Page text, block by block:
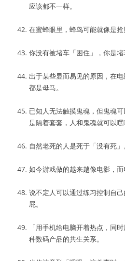
应该都不一样。
在蜜蜂眼里，蜂鸟可能就像是抢
你没有被堵车「困住」，你是堵
出于某些显而易见的原因，在
都是母马。
已知人无法触摸鬼魂，但鬼魂
是隔着套套，人和鬼魂就可以嘿
自然老死的人是死于「没有死」
如今游戏做的越来越像电影，而
说不定人可以通过练习控制自
屁。
「用手机给电脑开着热点，同
种数码产品的共生关系。